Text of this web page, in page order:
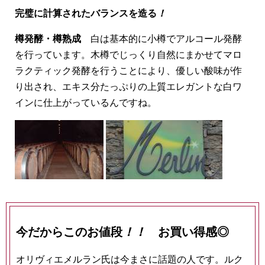
完璧に計算されたバランスを造る ！
樽発酵・樽熟成 白は基本的に小樽でアルコール発酵
を行っています。木樽でじっくり自然にまかせてマロ
ラクティック発酵を行うことにより、優しい酸味が作
り出され、エキス分たっぷりの上質エレガントな白ワ
インに仕上がっているんですね。
今だからこのお値段 ！！ お買い得感◎
オリヴィエメルラン氏は今まさに話題の人です。ルク